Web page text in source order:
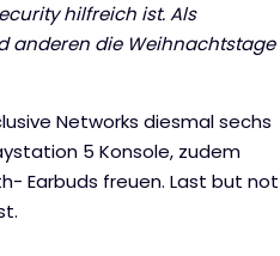
hilfreich ist. Als
anderen die Weihnachtstage
Networks diesmal sechs
5 Konsole, zudem
Earbuds freuen. Last but not